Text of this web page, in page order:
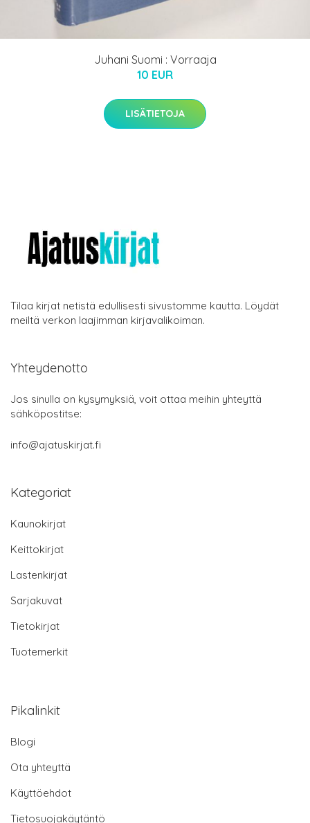
Juhani Suomi : Vorraaja
10 EUR
LISÄTIETOJA
Tilaa kirjat netistä edullisesti sivustomme kautta. Löydät
meiltä verkon laajimman kirjavalikoiman.
Yhteydenotto
Jos sinulla on kysymyksiä, voit ottaa meihin yhteyttä
sähköpostitse:
info@ajatuskirjat.fi
Kategoriat
Kaunokirjat
Keittokirjat
Lastenkirjat
Sarjakuvat
Tietokirjat
Tuotemerkit
Pikalinkit
Blogi
Ota yhteyttä
Käyttöehdot
Tietosuojakäytäntö